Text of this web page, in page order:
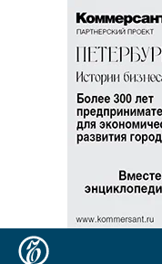
Реклама в